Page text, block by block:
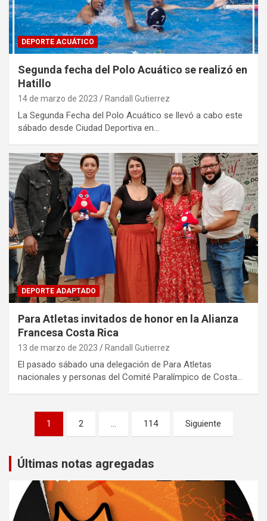
DEPORTE ACUÁTICO
Segunda fecha del Polo Acuático se realizó en
Hatillo
14 de marzo de 2023 Randall Gutierrez
La Segunda Fecha del Polo Acuático se llevó a cabo este
sábado desde Ciudad Deportiva en…
DEPORTE ADAPTADO
Para Atletas invitados de honor en la Alianza
Francesa Costa Rica
13 de marzo de 2023 Randall Gutierrez
El pasado sábado una delegación de Para Atletas
nacionales y personas del Comité Paralímpico de Costa…
Navegación
entradas
1 2 … 114 Siguiente
Últimas notas agregadas